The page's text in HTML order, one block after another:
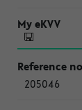
205046